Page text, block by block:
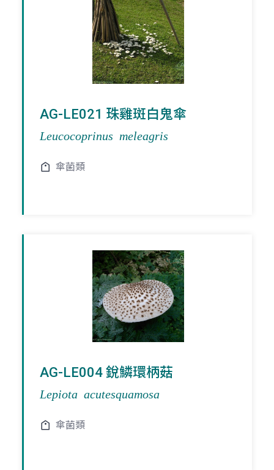
AG-LE021 珠雞斑白鬼傘
Leucocoprinus meleagris
傘菌類
AG-LE004 銳鱗環柄菇
Lepiota acutesquamosa
傘菌類